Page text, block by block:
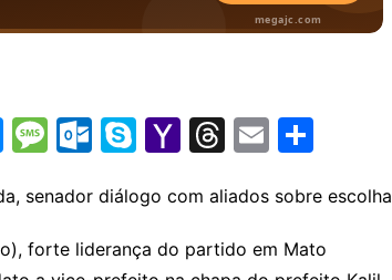
M
s
s
M
s
s
O
lo
o
S
y
p
Y
h
o
T
e
a
E
ai
l
ar
e
senador diálogo com aliados sobre escolha
forte liderança do partido em Mato